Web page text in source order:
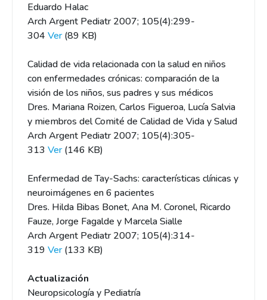
Eduardo Halac
Arch Argent Pediatr 2007; 105(4):299-
304 Ver(89 KB)
Calidad de vida relacionada con la salud en niños
con enfermedades crónicas: comparación de la
visión de los niños, sus padres y sus médicos
Dres. Mariana Roizen, Carlos Figueroa, Lucía Salvia
y miembros del Comité de Calidad de Vida y Salud
Arch Argent Pediatr 2007; 105(4):305-
313 Ver(146 KB)
Enfermedad de Tay-Sachs: características clínicas y
neuroimágenes en 6 pacientes
Dres. Hilda Bibas Bonet, Ana M. Coronel, Ricardo
Fauze, Jorge Fagalde y Marcela Sialle
Arch Argent Pediatr 2007; 105(4):314-
319 Ver(133 KB)
Actualización
Neuropsicología y Pediatría